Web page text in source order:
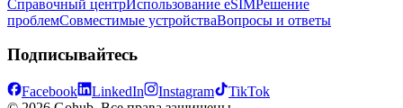
Справочный центрИспользование eSIMРешение
проблемСовместимые устройстваВопросы и ответы
Подписывайтесь
Facebook LinkedIn Instagram
TikTok